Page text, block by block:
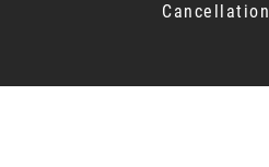
Cancellation